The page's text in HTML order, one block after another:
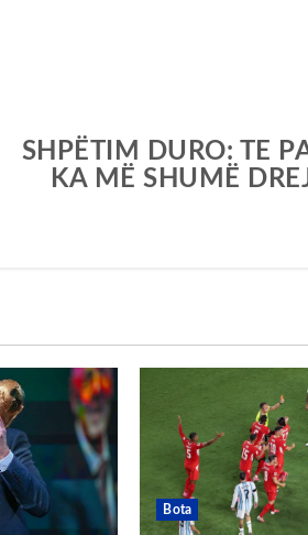
SHPËTIM DURO: TE
KA MË SHUMË
Bota